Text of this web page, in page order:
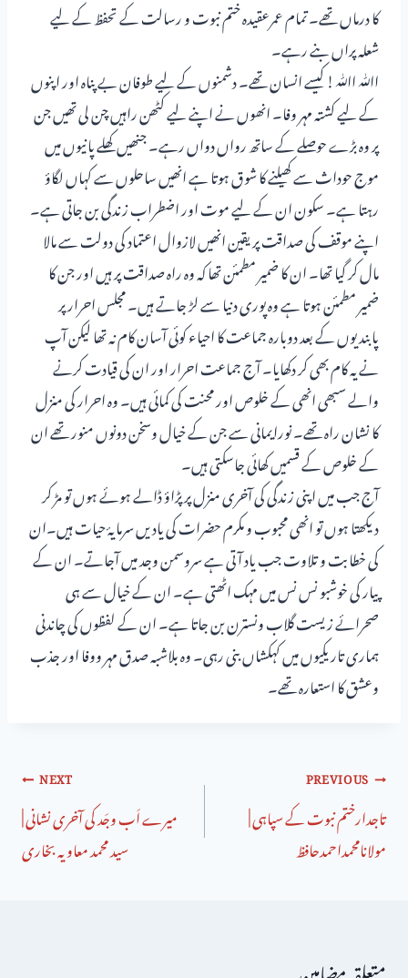
کا درماں تھے۔ تمام عمرعقیدہ ختم نبوت و رسالت کے تحفظ کے لیے
شعلہ پراں بنے رہے۔
اﷲ اﷲ! کیسے انسان تھے۔ دشمنوں کے لیے طوفان بے پناہ اور اپنوں
کے لیے کشتہ مہر وفا۔ انھوں نے اپنے لیے کٹھن راہیں چن لی تھیں جن
پر وہ بڑے حوصلے کے ساتھ رواں دواں رہے۔ جنھیں کھلے پانیوں میں
موج حوداث سے کھیلنے کا شوق ہوتا ہے انھیں ساحلوں سے کہاں لگاؤ
رہتا ہے۔ سکون ان کے لیے موت اور اضطراب زندگی بن جاتی ہے۔
اپنے موقف کی صداقت پر یقین انھیں لازوال اعتماد کی دولت سے مالا
مال کر گیا تھا۔ ان کا ضمیر مطمئن تھا کہ وہ راہ صداقت پر ہیں اور جن کا
ضمیر مطمئن ہوتا ہے وہ پوری دنیا سے لڑ جاتے ہیں۔ مجلس احرار پر
پابندیوں کے بعد دوبارہ جماعت کا احیاء کوئی آسان کام نہ تھا لیکن آپ
نے یہ کام بھی کر دکھایا۔ آج جماعت احرار اور ان کی قیادت کرنے
والے سبھی انھی کے خلوص اور محنت کی کمائی ہیں۔ وہ احرار کی منزل
کا نشان راہ تھے۔ نورایمانی سے جن کے خیال وسخن دونوں منور تھے ان
کے خلوص کے قسمیں کھائی جاسکتی ہیں۔
آج جب میں اپنی زندگی کی آخری منزل پر پڑاؤ ڈالے ہوئے ہوں تو مڑ کر
دیکھتا ہوں تو انھی محبوب و مکرم حضرات کی یادیں سرمایۂ حیات ہیں۔ان
کی خطابت و تلاوت جب یاد آتی ہے سروسمن وجد میں آجاتے۔ ان کے
پیار کی خوشبو نس نس میں مہک اٹھتی ہے۔ ان کے خیال سے ہی
صحرائے زیست گلاب ونسترن بن جاتا ہے۔ ان کے لفظوں کی چاندنی
ہماری تاریکیوں میں کہکشاں بنی رہی۔ وہ بلاشبہ صدق مہر ووفا اور جذب
وعشق کا استعارہ تھے۔
PREVIOUS
تاجدارختم نبوت کے سپاہی |
مولانامحمداحمدحافظ
NEXT
میرے اَب وجَد کی آخری نشانی |
سید محمد معاویہ بخاری